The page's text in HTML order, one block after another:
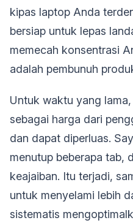
kipas laptop Anda
bersiap untuk lepas
memecah konsentrasi
adalah pembunuh
Untuk waktu yang
sebagai harga dari
dan dapat diperluas.
menutup beberapa tab,
keajaiban. Itu terjadi,
untuk menyelami lebih
sistematis